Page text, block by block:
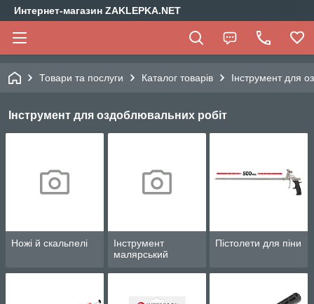
Интернет-магазин ZAKLEPKA.NET
Товари та послуги Каталог товарів Інструмент для
Інструмент для оздоблювальних робіт
Ножі й скальпелі
Інструмент
малярський
Пістолети для піни